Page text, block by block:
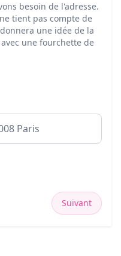
besoin de l'adresse.
tient pas compte de
une idée de la
une fourchette de
Suivant